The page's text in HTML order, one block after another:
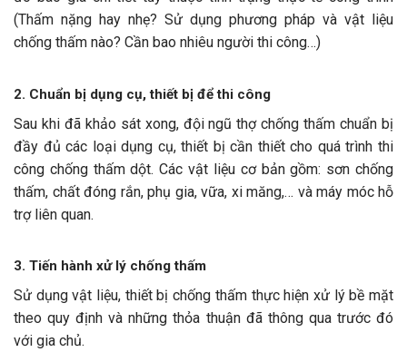
(Thấm nặng hay nhẹ? Sử dụng phương pháp và vật liệu
chống thấm nào? Cần bao nhiêu người thi công…)
2. Chuẩn bị dụng cụ, thiết bị để thi công
Sau khi đã khảo sát xong, đội ngũ thợ chống thấm chuẩn bị
đầy đủ các loại dụng cụ, thiết bị cần thiết cho quá trình thi
công chống thấm dột. Các vật liệu cơ bản gồm: sơn chống
thấm, chất đóng rắn, phụ gia, vữa, xi măng,… và máy móc hỗ
trợ liên quan.
3. Tiến hành xử lý chống thấm
Sử dụng vật liệu, thiết bị chống thấm thực hiện xử lý bề mặt
theo quy định và những thỏa thuận đã thông qua trước đó
với gia chủ.